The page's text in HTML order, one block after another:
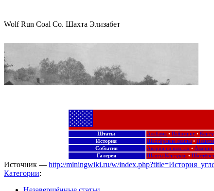
Wolf Run Coal Co. Шахта Элизабет
Дома шахтеров, принадлежащие компании, Брим
Штаты Алабама • Вайоминг •
История
Шахтёрские лампы •
События
Аварии на шахтах • Аварии
Галереи
Шахты Кентукки •
Источник — http://miningwiki.ru/w/
Категории: